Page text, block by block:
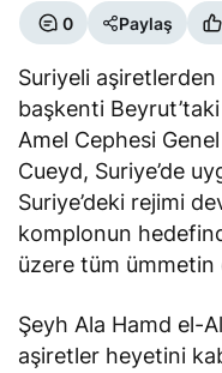
0 Paylaş
Suriyeli aşiretlerden
başkenti
Amel Cephesi
Cueyd, Suriye’de
Suriye’deki rejimi
komplonun
üzere tüm ümmetin
Şeyh Ala Hamd el-
aşiretler heyetini